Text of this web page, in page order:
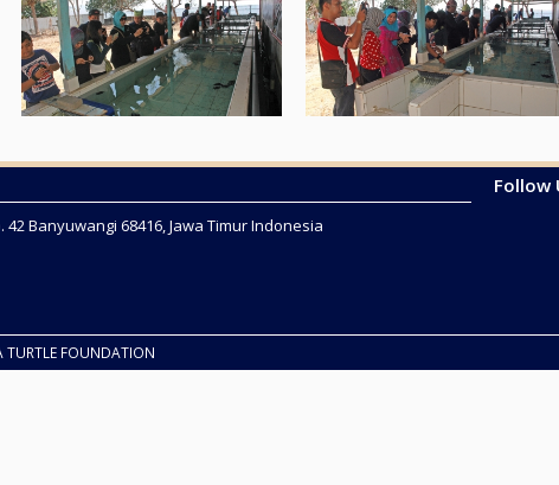
42 Banyuwangi 68416, Jawa Timur Indonesia
Follow
FOUNDATION